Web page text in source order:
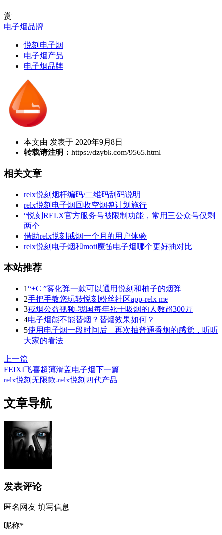
赏
电子烟品牌
悦刻电子烟
电子烟产品
电子烟品牌
本文由 发表于 2020年9月8日
转载请注明： https://dzybk.com/9565.html
相关文章
relx悦刻烟杆编码/二维码刮码说明
relx悦刻电子烟回收空烟弹计划施行
“悦刻RELX官方服务号被限制功能，常用三公众号仅剩
两个
借助relx悦刻戒烟一个月的用户体验
relx悦刻电子烟和moti魔笛电子烟哪个更好抽对比
本站推荐
1“+C ”雾化弹一款可以通用悦刻和柚子的烟弹
2手把手教您玩转悦刻粉丝社区app-relx me
3戒烟公益视频-我国每年死于吸烟的人数超300万
4电子烟能不能替烟？替烟效果如何？
5使用电子烟一段时间后，再次抽普通香烟的感觉，听听
大家的看法
上一篇
FEIXI飞喜超薄滑盖电子烟下一篇
relx悦刻无限款-relx悦刻四代产品
文章导航
发表评论
匿名网友 填写信息
昵称*